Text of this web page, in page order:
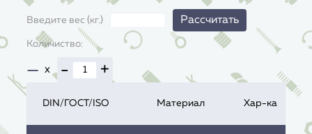
Введите вес (кг.) Рассчитать
Количиство:
— x - +
DIN/ГОСТ/ISO Материал Хар-ка